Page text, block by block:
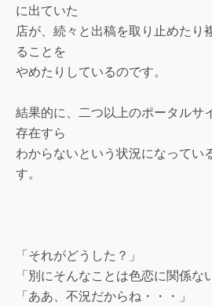
に出ていた
店が、続々と出稿を取り止めたり
ることを
やめたりしているのです。
結果的に、二つ以上のポータルサ
存在すら
わからないという状況になってい
す。
「それがどうした？」
「別にそんなことは色恋に関係な
「ああ、不況だからね・・・」